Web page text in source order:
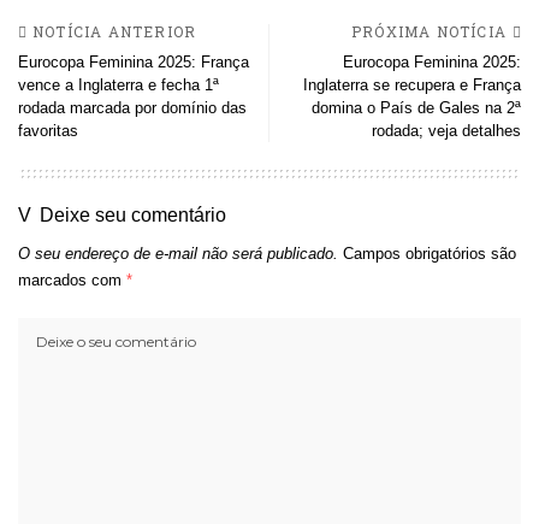
NOTÍCIA ANTERIOR
Eurocopa Feminina 2025: França
vence a Inglaterra e fecha 1ª
rodada marcada por domínio das
favoritas
PRÓXIMA NOTÍCIA
Eurocopa Feminina 2025:
Inglaterra se recupera e França
domina o País de Gales na 2ª
rodada; veja detalhes
Deixe seu comentário
O seu endereço de e-mail não será publicado. Campos obrigatórios são
marcados com *